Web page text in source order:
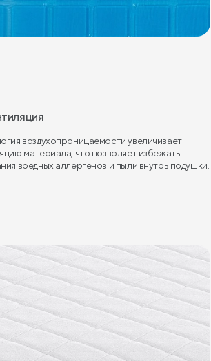
воздухопроницаемости увеличивает
материала, что позволяет избежать
вредных аллергенов и пыли внутрь подушки.